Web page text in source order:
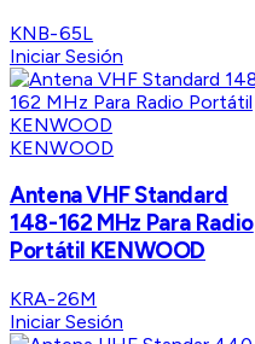
KNB-65L
Iniciar Sesión
KENWOOD
Antena VHF Standard
148-162 MHz Para Radio
Portátil KENWOOD
KRA-26M
Iniciar Sesión